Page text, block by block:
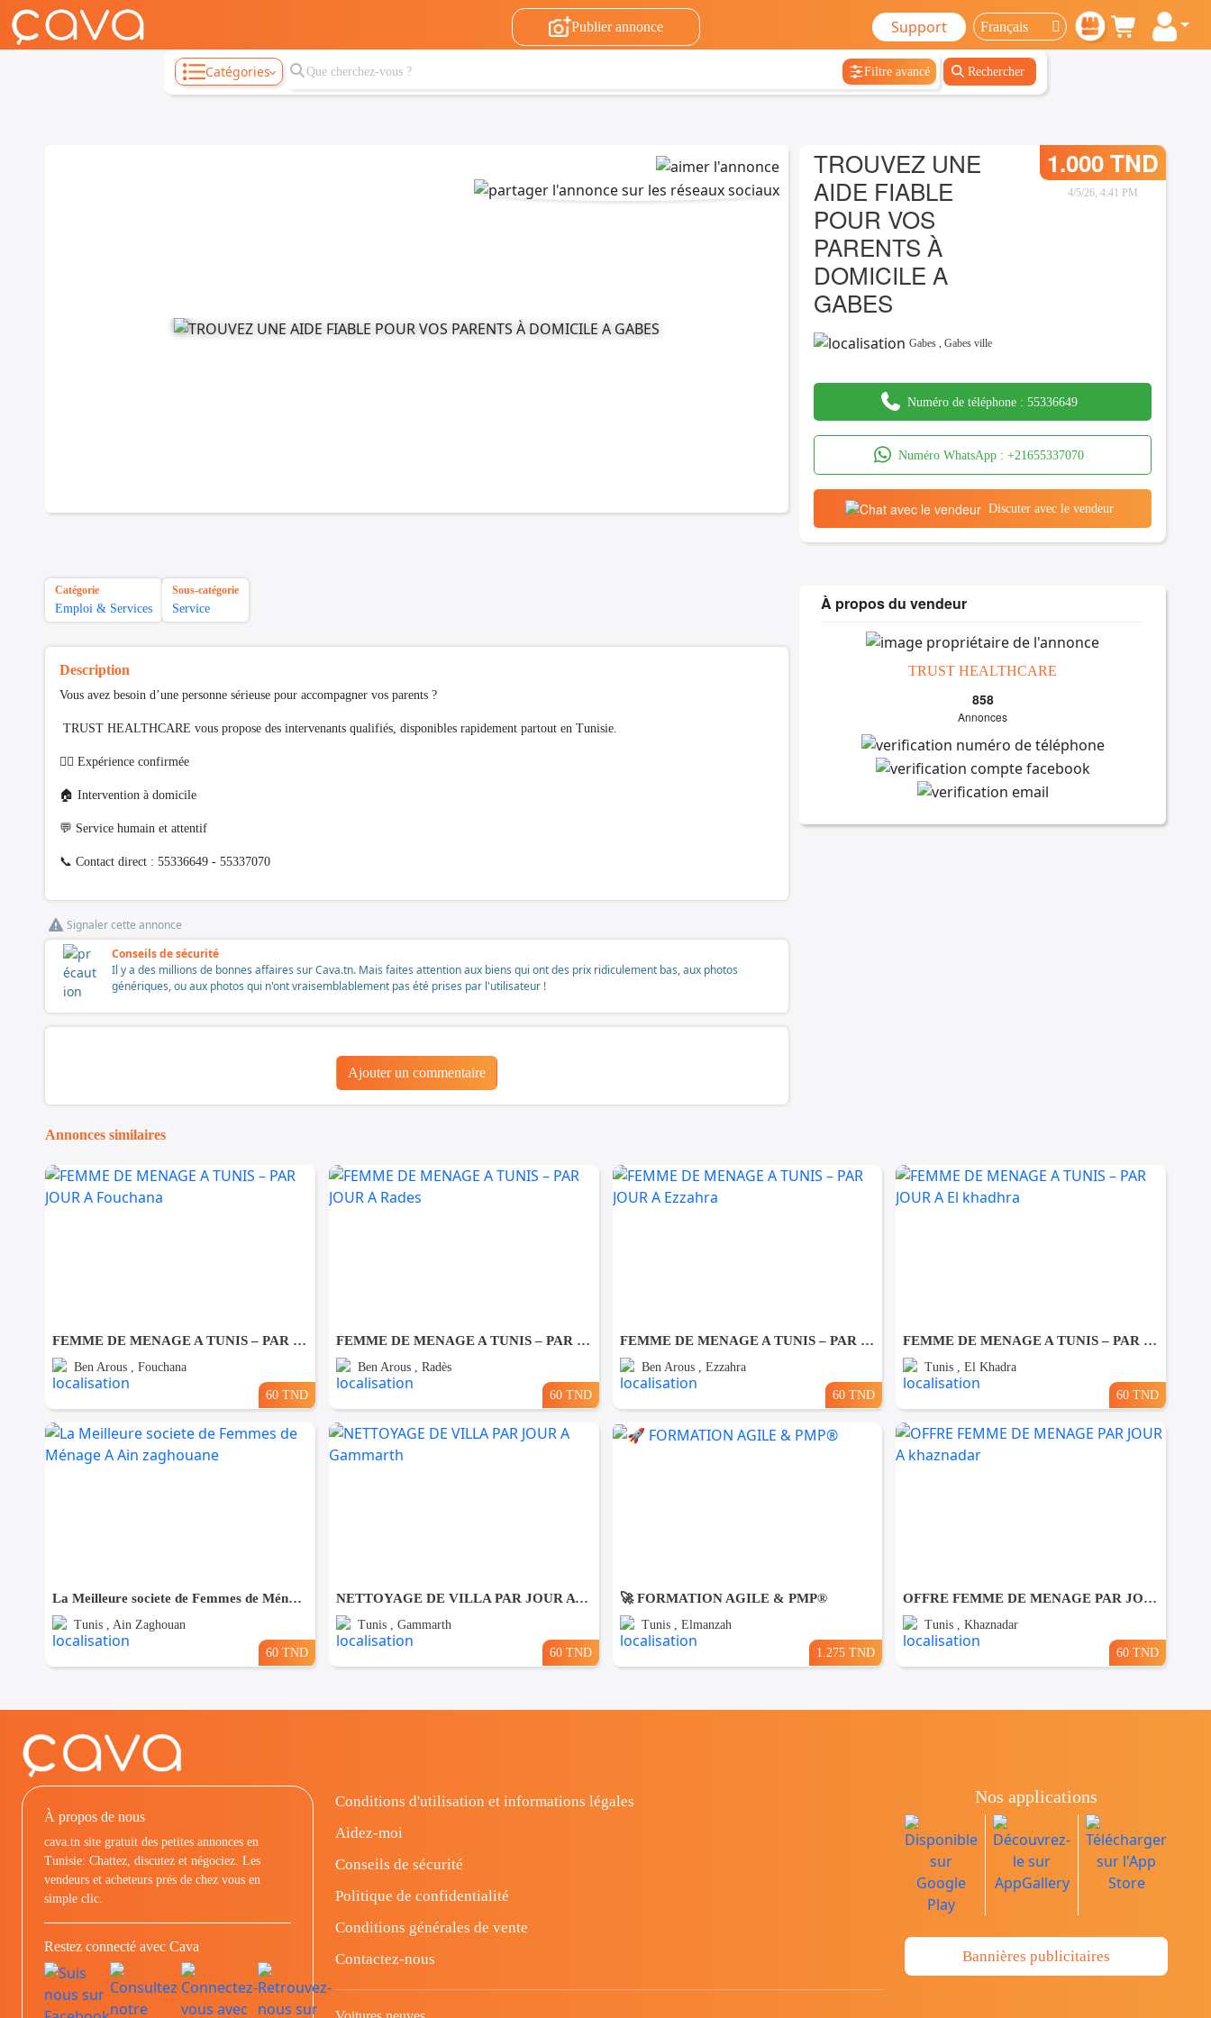
Publier annonce Support
Catégories Filtre avancé Rechercher
TROUVEZ UNE
AIDE FIABLE
POUR VOS
PARENTS À
DOMICILE A
GABES
1.000 TND
4/5/26, 4:41 PM
Gabes ,Gabes ville
Numéro de téléphone : 55336649
Numéro WhatsApp : +21655337070
Discuter avec le vendeur
Catégorie
Emploi & Services
Sous-catégorie
Service
Description
Vous avez besoin d’une personne sérieuse pour accompagner vos parents ?
TRUST HEALTHCARE vous propose des intervenants qualifiés, disponibles rapidement partout en Tunisie.
👨‍⚕️ Expérience confirmée
🏠 Intervention à domicile
💬 Service humain et attentif
📞 Contact direct : 55336649 - 55337070
Signaler cette annonce
Conseils de sécurité
Il y a des millions de bonnes affaires sur Cava.tn. Mais faites attention aux biens qui ont des prix ridiculement bas, aux photos
génériques, ou aux photos qui n'ont vraisemblablement pas été prises par l'utilisateur !
Ajouter un commentaire
À propos du vendeur
TRUST HEALTHCARE
858
Annonces
Annonces similaires
FEMME DE MENAGE A TUNIS – PAR JOUR A Fouchana
Ben Arous , Fouchana
60 TND
FEMME DE MENAGE A TUNIS – PAR JOUR A Rades
Ben Arous , Radès
60 TND
FEMME DE MENAGE A TUNIS – PAR JOUR A Ezzahra
Ben Arous , Ezzahra
60 TND
FEMME DE MENAGE A TUNIS – PAR JOUR A El khadhra
Tunis , El Khadra
60 TND
La Meilleure societe de Femmes de Ménage A Ain zaghouane
Tunis , Ain Zaghouan
60 TND
NETTOYAGE DE VILLA PAR JOUR A Gammarth
Tunis , Gammarth
60 TND
🚀 FORMATION AGILE & PMP®
Tunis , Elmanzah
1.275 TND
OFFRE FEMME DE MENAGE PAR JOUR A khaznadar
Tunis , Khaznadar
60 TND
À propos de nous
cava.tn site gratuit des petites annonces en
Tunisie: Chattez, discutez et négociez. Les
vendeurs et acheteurs prés de chez vous en
simple clic.
Restez connecté avec Cava
Conditions d'utilisation et informations légales
Aidez-moi
Conseils de sécurité
Politique de confidentialité
Conditions générales de vente
Contactez-nous
Nos applications
Bannières publicitaires